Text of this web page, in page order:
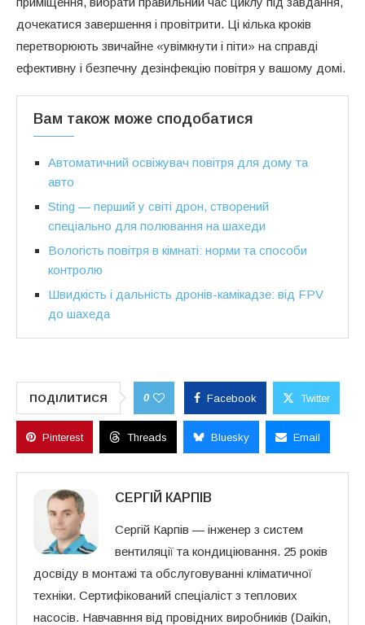
дочекатися завершення і провітрити. Ці кілька кроків
перетворюють звичайне «увімкнути і піти» на справді
ефективну і безпечну дезінфекцію повітря у вашому домі.
Вам також може сподобатися
Автоматичний освіжувач повітря для дому та
авто
Sting — перший у світі дрон, створений
спеціально для полювання на шахеди
Вологість повітря в кімнаті: норми та способи
контролю
Швидкість і дальність дронів-камікадзе: від FPV
до шахеда
ПОДІЛИТИСЯ 0 Facebook Twitter
Pinterest Threads Bluesky Email
СЕРГІЙ КАРПІВ
Сергій Карпів — інженер з систем
вентиляції та кондиціювання. 25 років
досвіду в монтажі та обслуговуванні кліматичної
техніки. Сертифікований спеціаліст з теплових
насосів. Навчавння від провідних виробників (Daikin,